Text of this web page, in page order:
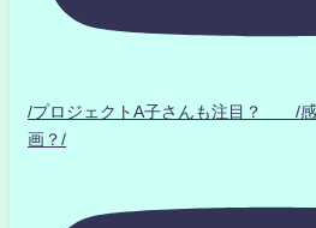
/プロジェクトA子さんも注目？ /感
画？/